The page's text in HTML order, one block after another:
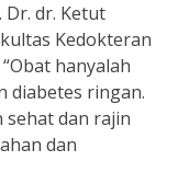
dr. Ketut
Kedokteran
hanyalah
diabetes ringan.
sehat dan rajin
dan